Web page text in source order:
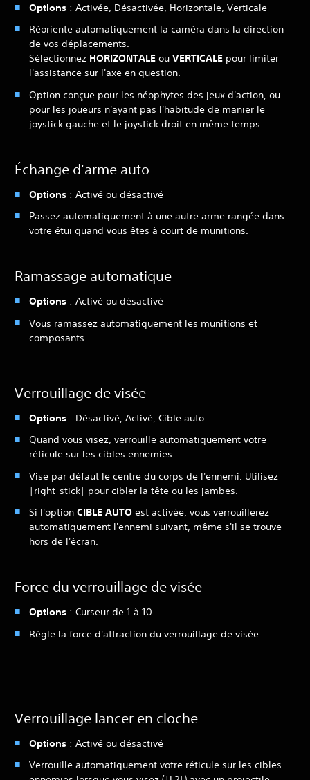
Options : Activée, Désactivée, Horizontale, Verticale
Réoriente automatiquement la caméra dans la direction
de vos déplacements.
Sélectionnez HORIZONTALE ou VERTICALE pour limiter
l'assistance sur l'axe en question.
Option conçue pour les néophytes des jeux d'action, ou
pour les joueurs n'ayant pas l'habitude de manier le
joystick gauche et le joystick droit en même temps.
Échange d'arme auto
Options : Activé ou désactivé
Passez automatiquement à une autre arme rangée dans
votre étui quand vous êtes à court de munitions.
Ramassage automatique
Options : Activé ou désactivé
Vous ramassez automatiquement les munitions et
composants.
Verrouillage de visée
Options : Désactivé, Activé, Cible auto
Quand vous visez, verrouille automatiquement votre
réticule sur les cibles ennemies.
Vise par défaut le centre du corps de l'ennemi. Utilisez
|right-stick| pour cibler la tête ou les jambes.
Si l'option CIBLE AUTO est activée, vous verrouillerez
automatiquement l'ennemi suivant, même s'il se trouve
hors de l'écran.
Force du verrouillage de visée
Options : Curseur de 1 à 10
Règle la force d'attraction du verrouillage de visée.
Verrouillage lancer en cloche
Options : Activé ou désactivé
Verrouille automatiquement votre réticule sur les cibles